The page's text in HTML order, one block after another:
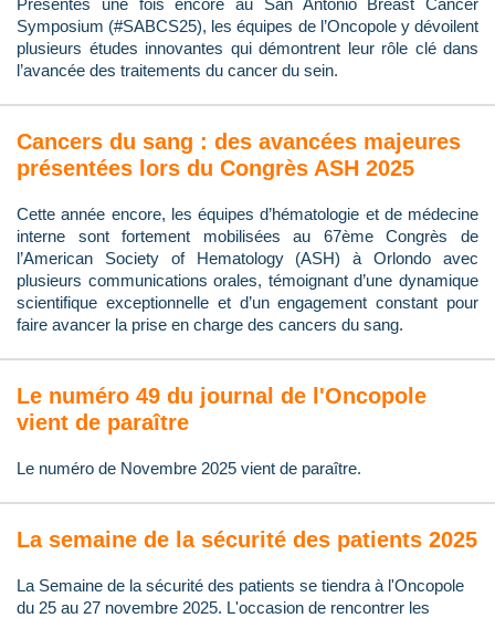
Présentes une fois encore au San Antonio Breast Cancer
Symposium (#SABCS25), les équipes de l’Oncopole y dévoilent
plusieurs études innovantes qui démontrent leur rôle clé dans
l’avancée des traitements du cancer du sein.
Cancers du sang : des avancées majeures
présentées lors du Congrès ASH 2025
Cette année encore, les équipes d’hématologie et de médecine
interne sont fortement mobilisées au 67ème Congrès de
l’American Society of Hematology (ASH) à Orlondo avec
plusieurs communications orales, témoignant d’une dynamique
scientifique exceptionnelle et d’un engagement constant pour
faire avancer la prise en charge des cancers du sang.
Le numéro 49 du journal de l'Oncopole
vient de paraître
Le numéro de Novembre 2025 vient de paraître.
La semaine de la sécurité des patients 2025
La Semaine de la sécurité des patients se tiendra à l'Oncopole
du 25 au 27 novembre 2025. L'occasion de rencontrer les